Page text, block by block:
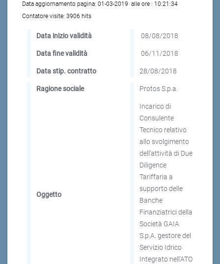
Data aggiornamento pagina: 01-03-2019 alle ore : 10:21:34
Contatore visite: 3906 hits
Data inizio validità 08/08/2018
Data fine validità 06/11/2018
Data stip. contratto 28/08/2018
Ragione sociale Protos S.p.a.
Oggetto
Incarico di
Consulente
Tecnico relativo
allo svolgimento
dell’attività di Due
Diligence
Tariffaria a
supporto delle
Banche
Finanziatrici della
Società GAIA
S.p.A. gestore del
Servizio Idrico
Integrato nell’ATO